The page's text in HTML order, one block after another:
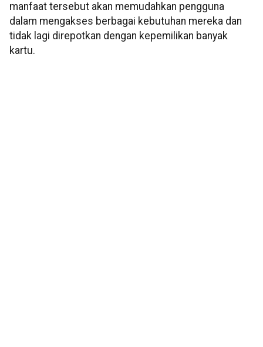
manfaat tersebut akan memudahkan pengguna
dalam mengakses berbagai kebutuhan mereka dan
tidak lagi direpotkan dengan kepemilikan banyak
kartu.